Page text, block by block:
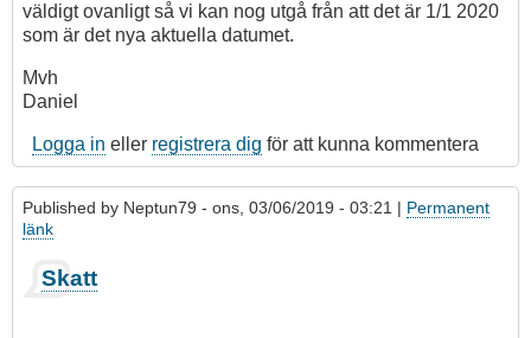
väldigt ovanligt så vi kan nog utgå från att det är 1/1 2020
som är det nya aktuella datumet.
Mvh
Daniel
Logga in eller registrera dig för att kunna kommentera
Published by Neptun79 - ons, 03/06/2019 - 03:21 | Permanent
länk
Skatt